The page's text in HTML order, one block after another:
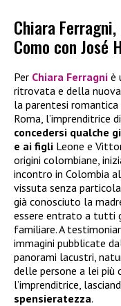
Chiara
Como con José
Per Chiara Ferragni è
ritrovata e della nuova
la parentesi
Roma, l’imprenditrice
concedersi qualche
e ai figli Leone e
origini colombiane,
incontro in Colombia
vissuta senza
già conosciuto la
essere entrato a tutti
familiare. A
immagini pubblicate
panorami lacustri,
delle persone a lei più
l’imprenditrice,
spensieratezza.